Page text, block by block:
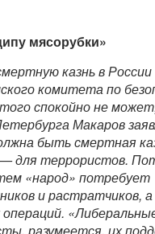
мясорубки»
казнь в
комитета по
спокойно не
Макаров
быть смертная
для террористов.
«народ» потребует
и растратчиков,